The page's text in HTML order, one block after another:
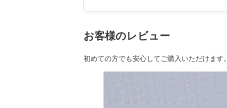
お客様のレビュー
初めての方でも安心してご購入いただけます。